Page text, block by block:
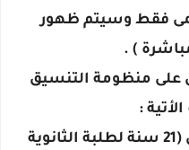
فقط وسيتم ظهور
) .
على منظومة التنسيق
:
أ- عدم إستيفاء شرط السن (21 سنة لطلبة الثانوية